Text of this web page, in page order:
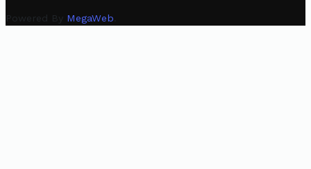
Powered By MegaWeb